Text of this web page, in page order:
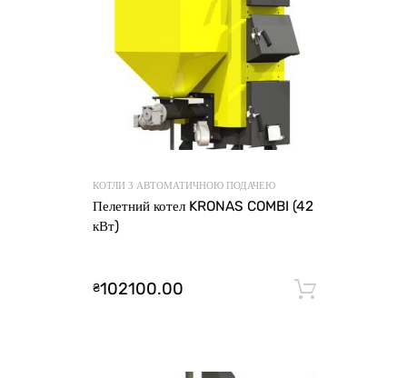
КОТЛИ З АВТОМАТИЧНОЮ ПОДАЧЕЮ
Пелетний котел KRONAS COMBI (42
кВт)
₴102100.00